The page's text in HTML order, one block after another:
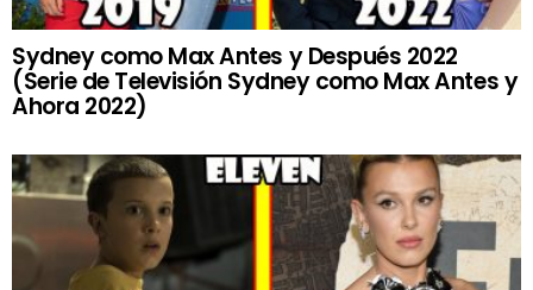
Sydney como Max Antes y Después 2022
(Serie de Televisión Sydney como Max Antes y
Ahora 2022)